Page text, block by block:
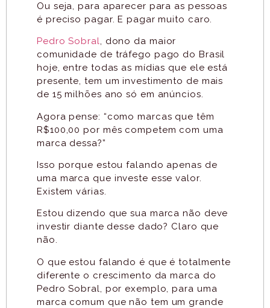
Ou seja, para aparecer para as pessoas
é preciso pagar. E pagar muito caro.
Pedro Sobral, dono da maior
comunidade de tráfego pago do Brasil
hoje, entre todas as mídias que ele está
presente, tem um investimento de mais
de 15 milhões ano só em anúncios.
Agora pense: “como marcas que têm
R$100,00 por mês competem com uma
marca dessa?”
Isso porque estou falando apenas de
uma marca que investe esse valor.
Existem várias.
Estou dizendo que sua marca não deve
investir diante desse dado? Claro que
não.
O que estou falando é que é totalmente
diferente o crescimento da marca do
Pedro Sobral, por exemplo, para uma
marca comum que não tem um grande